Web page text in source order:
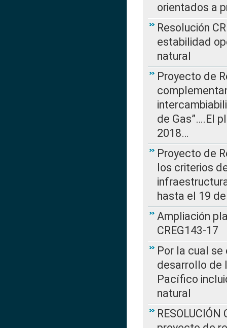
orientados a
Resolución
estabilidad
natural
Proyecto de
de Gas”….El
2018…
Proyecto de
los criterios
hasta el 19
Ampliación
CREG143-17
Por la cual
desarrollo de
Pacífico
natural